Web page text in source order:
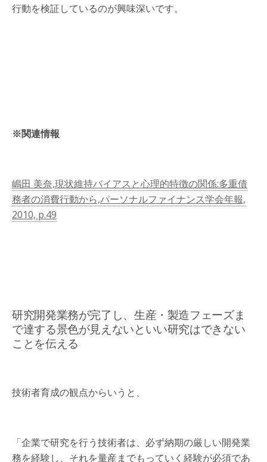
行動を検証しているのが興味深いです。
※関連情報
嶋田 美奈,現状維持バイアスと心理的特徴の関係:多重債
務者の消費行動から,パーソナルファイナンス学会年報,
2010, p.49
研究開発業務が完了し、生産・製造フェーズま
で達する景色が見えないといい研究はできない
ことを伝える
技術者育成の観点からいうと、
「企業で研究を行う技術者は、必ず納期の厳しい開発業
務を経験し、それを量産までもっていく経験が必須であ